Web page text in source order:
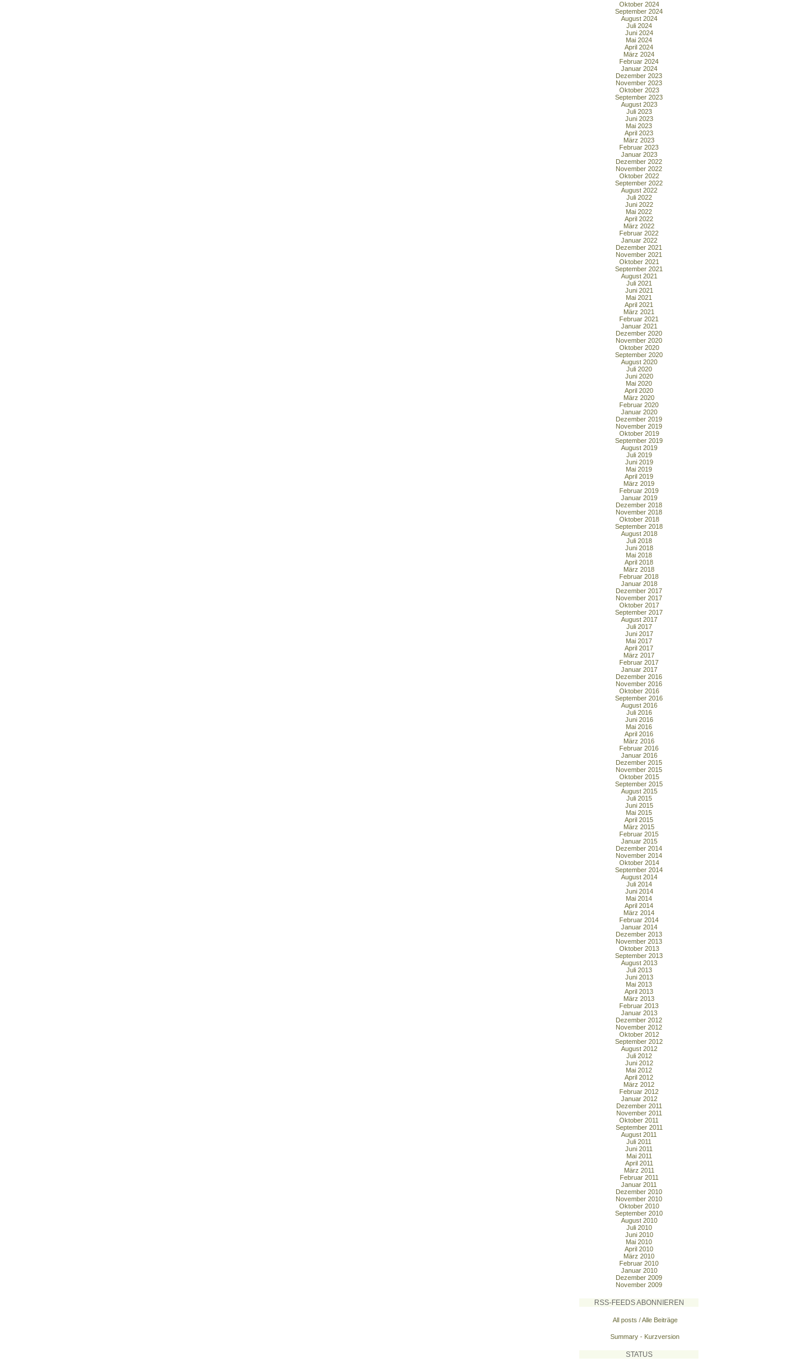
Oktober 2024
September 2024
August 2024
Juli 2024
Juni 2024
Mai 2024
April 2024
März 2024
Februar 2024
Januar 2024
Dezember 2023
November 2023
Oktober 2023
September 2023
August 2023
Juli 2023
Juni 2023
Mai 2023
April 2023
März 2023
Februar 2023
Januar 2023
Dezember 2022
November 2022
Oktober 2022
September 2022
August 2022
Juli 2022
Juni 2022
Mai 2022
April 2022
März 2022
Februar 2022
Januar 2022
Dezember 2021
November 2021
Oktober 2021
September 2021
August 2021
Juli 2021
Juni 2021
Mai 2021
April 2021
März 2021
Februar 2021
Januar 2021
Dezember 2020
November 2020
Oktober 2020
September 2020
August 2020
Juli 2020
Juni 2020
Mai 2020
April 2020
März 2020
Februar 2020
Januar 2020
Dezember 2019
November 2019
Oktober 2019
September 2019
August 2019
Juli 2019
Juni 2019
Mai 2019
April 2019
März 2019
Februar 2019
Januar 2019
Dezember 2018
November 2018
Oktober 2018
September 2018
August 2018
Juli 2018
Juni 2018
Mai 2018
April 2018
März 2018
Februar 2018
Januar 2018
Dezember 2017
November 2017
Oktober 2017
September 2017
August 2017
Juli 2017
Juni 2017
Mai 2017
April 2017
März 2017
Februar 2017
Januar 2017
Dezember 2016
November 2016
Oktober 2016
September 2016
August 2016
Juli 2016
Juni 2016
Mai 2016
April 2016
März 2016
Februar 2016
Januar 2016
Dezember 2015
November 2015
Oktober 2015
September 2015
August 2015
Juli 2015
Juni 2015
Mai 2015
April 2015
März 2015
Februar 2015
Januar 2015
Dezember 2014
November 2014
Oktober 2014
September 2014
August 2014
Juli 2014
Juni 2014
Mai 2014
April 2014
März 2014
Februar 2014
Januar 2014
Dezember 2013
November 2013
Oktober 2013
September 2013
August 2013
Juli 2013
Juni 2013
Mai 2013
April 2013
März 2013
Februar 2013
Januar 2013
Dezember 2012
November 2012
Oktober 2012
September 2012
August 2012
Juli 2012
Juni 2012
Mai 2012
April 2012
März 2012
Februar 2012
Januar 2012
Dezember 2011
November 2011
Oktober 2011
September 2011
August 2011
Juli 2011
Juni 2011
Mai 2011
April 2011
März 2011
Februar 2011
Januar 2011
Dezember 2010
November 2010
Oktober 2010
September 2010
August 2010
Juli 2010
Juni 2010
Mai 2010
April 2010
März 2010
Februar 2010
Januar 2010
Dezember 2009
November 2009
RSS-FEEDS ABONNIEREN
All posts / Alle Beiträge
Summary - Kurzversion
STATUS